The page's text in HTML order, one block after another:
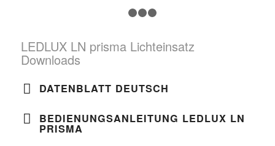
LEDLUX LN prisma Lichteinsatz
Downloads
DATENBLATT DEUTSCH
BEDIENUNGSANLEITUNG LEDLUX LN
PRISMA